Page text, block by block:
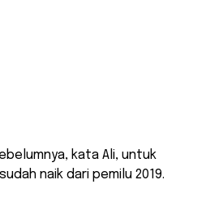
kata Ali, untuk
naik dari pemilu 2019.